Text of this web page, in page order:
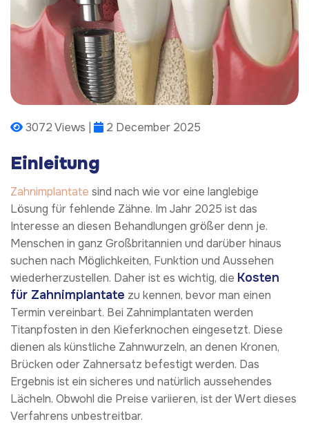
3072 Views | 2 December 2025
Einleitung
Zahnimplantate sind nach wie vor eine langlebige
Lösung für fehlende Zähne. Im Jahr 2025 ist das
Interesse an diesen Behandlungen größer denn je.
Menschen in ganz Großbritannien und darüber hinaus
suchen nach Möglichkeiten, Funktion und Aussehen
wiederherzustellen. Daher ist es wichtig, die Kosten
für Zahnimplantate zu kennen, bevor man einen
Termin vereinbart. Bei Zahnimplantaten werden
Titanpfosten in den Kieferknochen eingesetzt. Diese
dienen als künstliche Zahnwurzeln, an denen Kronen,
Brücken oder Zahnersatz befestigt werden. Das
Ergebnis ist ein sicheres und natürlich aussehendes
Lächeln. Obwohl die Preise variieren, ist der Wert dieses
Verfahrens unbestreitbar.